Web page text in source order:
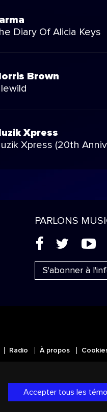
Diary Of Alicia Keys
Brown
Xpress
Xpress (20th
PARLONS
( ' +
S'abonner à
Radio À propos
et les
Unis et dans les autres
Accepter tous les